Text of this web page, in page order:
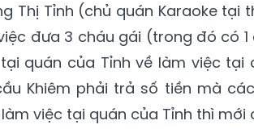
Thị Tỉnh (chủ quán Karaoke tại
đưa 3 cháu gái (trong đó có 1
quán của Tỉnh về làm việc tại
Khiêm phải trả số tiền mà
việc tại quán của Tỉnh thì mới